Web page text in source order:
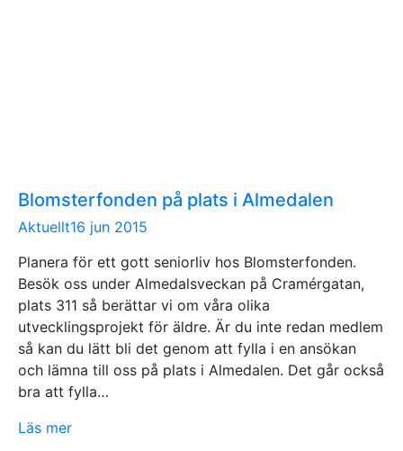
Blomsterfonden på plats i Almedalen
Aktuellt16 jun 2015
Planera för ett gott seniorliv hos Blomsterfonden.
Besök oss under Almedalsveckan på Cramérgatan,
plats 311 så berättar vi om våra olika
utvecklingsprojekt för äldre. Är du inte redan medlem
så kan du lätt bli det genom att fylla i en ansökan
och lämna till oss på plats i Almedalen. Det går också
bra att fylla…
Läs mer